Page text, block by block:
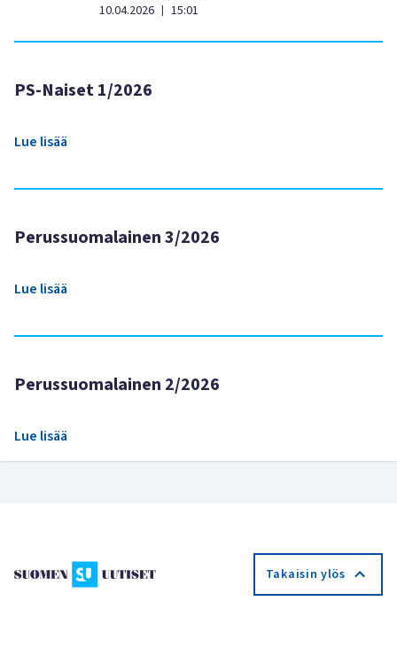
10.04.2026 | 15:01
PS-Naiset 1/2026
Lue lisää
Perussuomalainen 3/2026
Lue lisää
Perussuomalainen 2/2026
Lue lisää
Takaisin ylös